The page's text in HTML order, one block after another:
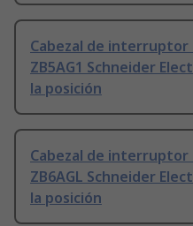
Cabezal de interruptor
ZB5AG1 Schneider
la posición
Cabezal de interruptor
ZB6AGL Schneider
la posición